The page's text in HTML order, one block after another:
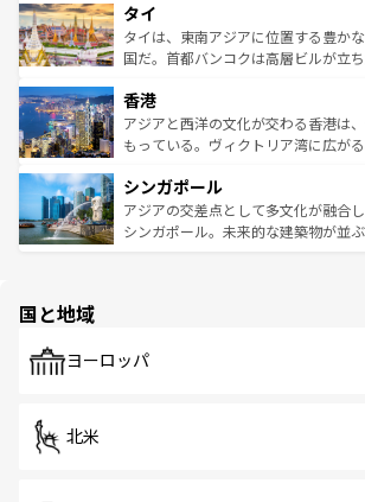
リティに包まれながら、韓国の多彩な
わってみてほしい。 なお、新
覧を参照してほしい。
急速な発展と共に伝統が息づく。ハノ
ーチミン市のフランス統治時代の建
醸し出している。また、バラエティ
とつ。フォーやバインミー、ベトナム
ひ現地で味わいたい。どの地域を訪
が旅行者を迎えてくれるので、きっ
参照してほしい。
タイ
タイは、東南アジアに位置する豊か
国だ。首都バンコクは高層ビルが立
の活気が交差している。北部ではチェ
帯で自然と触れ合い、南部ではプー
いビーチでリゾート気分を楽しむこ
激する。気候は一年中温暖で、どの季
が待っている。親しみやすいタイの
た文化、そして多様な観光資源が、
香港
アジアと西洋の文化が交わる香港は
もっている。ヴィクトリア湾に広が
み、どこを訪れても感動するはず。観
ており、効率よく見どころを回れる
うな絶景から文化的な体験まで、香
シンガポール
アジアの交差点として多文化が融合
シンガポール。未来的な建築物が並
で、ホーカーズは地元の風情を楽しめ
国と地域
ヨーロッパ
北米